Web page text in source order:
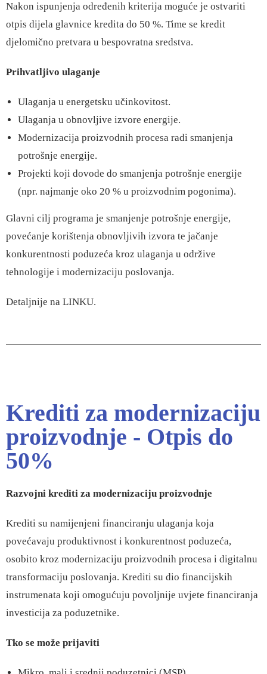
Nakon ispunjenja određenih kriterija moguće je ostvariti
otpis dijela glavnice kredita do 50 %. Time se kredit
djelomično pretvara u bespovratna sredstva.
Prihvatljivo ulaganje
Ulaganja u energetsku učinkovitost.
Ulaganja u obnovljive izvore energije.
Modernizacija proizvodnih procesa radi smanjenja
potrošnje energije.
Projekti koji dovode do smanjenja potrošnje energije
(npr. najmanje oko 20 % u proizvodnim pogonima).
Glavni cilj programa je smanjenje potrošnje energije,
povećanje korištenja obnovljivih izvora te jačanje
konkurentnosti poduzeća kroz ulaganja u održive
tehnologije i modernizaciju poslovanja.
Detaljnije na LINKU.
Krediti za modernizaciju
proizvodnje - Otpis do
50%
Razvojni krediti za modernizaciju proizvodnje
Krediti su namijenjeni financiranju ulaganja koja
povećavaju produktivnost i konkurentnost poduzeća,
osobito kroz modernizaciju proizvodnih procesa i digitalnu
transformaciju poslovanja. Krediti su dio financijskih
instrumenata koji omogućuju povoljnije uvjete financiranja
investicija za poduzetnike.
Tko se može prijaviti